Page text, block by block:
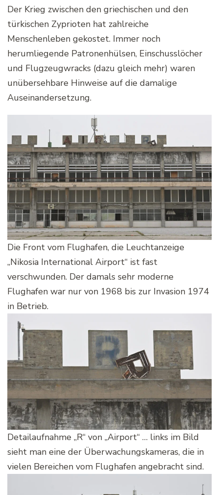
Der Krieg zwischen den griechischen und den
türkischen Zyprioten hat zahlreiche
Menschenleben gekostet. Immer noch
herumliegende Patronenhülsen, Einschusslöcher
und Flugzeugwracks (dazu gleich mehr) waren
unübersehbare Hinweise auf die damalige
Auseinandersetzung.
Die Front vom Flughafen, die Leuchtanzeige
„Nikosia International Airport“ ist fast
verschwunden. Der damals sehr moderne
Flughafen war nur von 1968 bis zur Invasion 1974
in Betrieb.
Detailaufnahme „R“ von „Airport“ … links im Bild
sieht man eine der Überwachungskameras, die in
vielen Bereichen vom Flughafen angebracht sind.